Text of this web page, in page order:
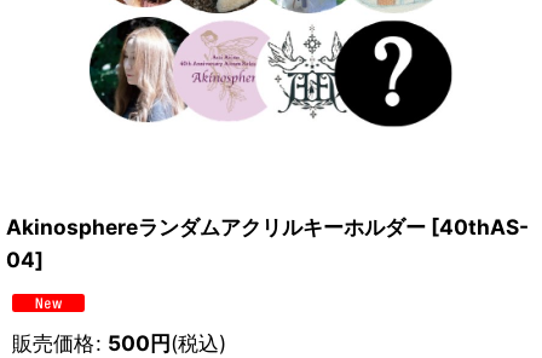
Akinosphereランダムアクリルキーホルダー [40thAS-
04]
販売価格: 500円(税込)